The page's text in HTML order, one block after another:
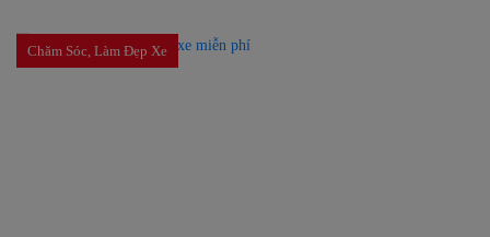
Chăm Sóc, Làm Đẹp Xe